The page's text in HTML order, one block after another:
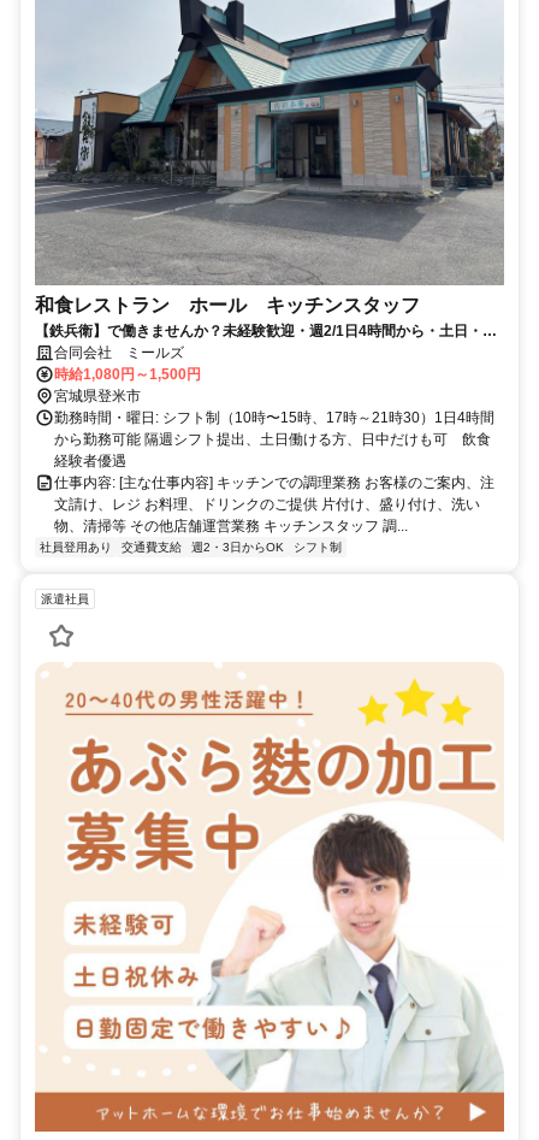
和食レストラン ホール キッチンスタッフ
【鉄兵衛】で働きませんか？未経験歓迎・週2/1日4時間から・土日・デ
ィナー入れる方歓迎！出店予定もあり◎
合同会社 ミールズ
時給1,080円～1,500円
宮城県登米市
勤務時間・曜日: シフト制（10時〜15時、17時～21時30）1日4時間
から勤務可能 隔週シフト提出、土日働ける方、日中だけも可 飲食
経験者優遇
仕事内容: [主な仕事内容] キッチンでの調理業務 お客様のご案内、注
文請け、レジ お料理、ドリンクのご提供 片付け、盛り付け、洗い
物、清掃等 その他店舗運営業務 キッチンスタッフ 調...
社員登用あり 交通費支給 週2・3日からOK シフト制
派遣社員